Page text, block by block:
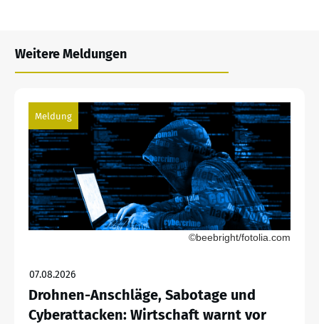
Weitere Meldungen
Meldung
©beebright/fotolia.com
07.08.2026
Drohnen-Anschläge, Sabotage und
Cyberattacken: Wirtschaft warnt vor